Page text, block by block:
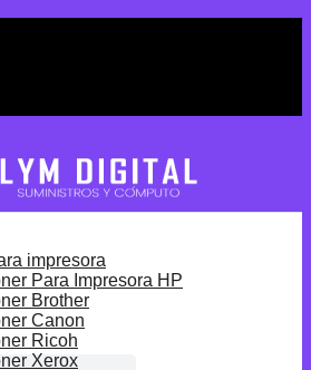
impresora
Para Impresora HP
Brother
Canon
Ricoh
Xerox